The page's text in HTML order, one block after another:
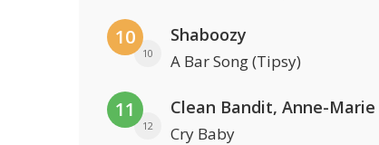
10
10
Shaboozy
A Bar Song (Tipsy)
11
12 Cry Baby